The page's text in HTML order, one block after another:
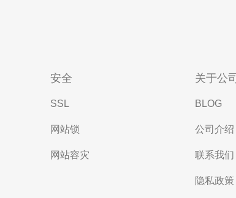
安全
SSL
网站锁
网站容灾
关于公司
BLOG
公司介绍
联系我们
隐私政策